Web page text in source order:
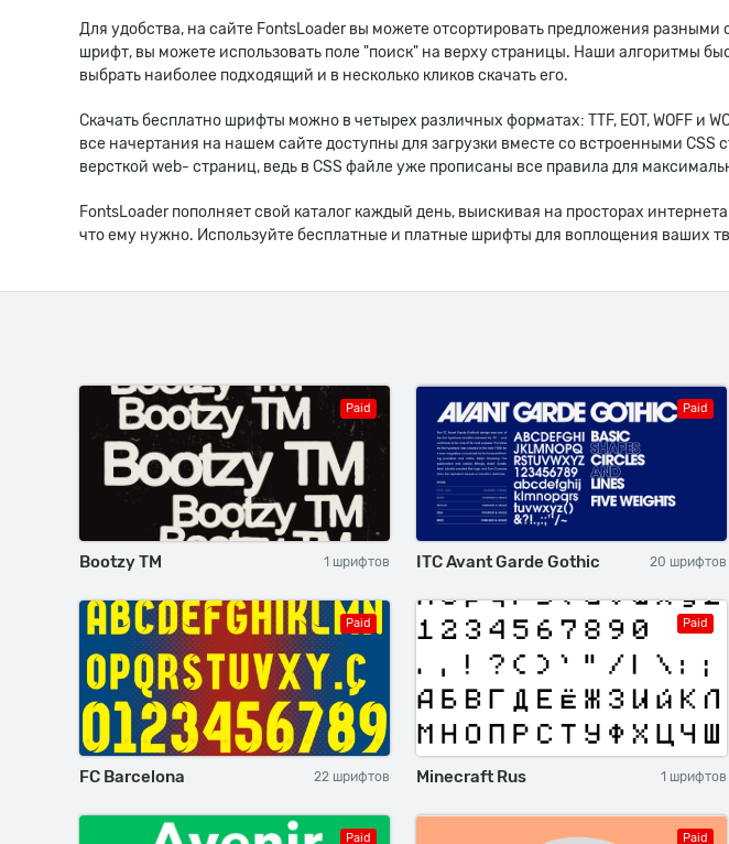
Для удобства, на сайте FontsLoader вы можете отсортировать предложения
шрифт, вы можете использовать поле "поиск" на верху страницы. Наши алгоритмы
выбрать наиболее подходящий и в несколько кликов скачать его.
Скачать бесплатно шрифты можно в четырех различных форматах: TTF, EOT, WOFF и
все начертания на нашем сайте доступны для загрузки вместе со встроенными
версткой web- страниц, ведь в CSS файле уже прописаны все правила для
FontsLoader пополняет свой каталог каждый день, выискивая на просторах
что ему нужно. Используйте бесплатные и платные шрифты для воплощения ваших
Paid
Bootzy TM 1 шрифтов
Paid
ITC Avant Garde Gothic 20 шрифтов
Paid
FC Barcelona 22 шрифтов
Paid
Minecraft Rus 1 шрифтов
Paid Paid